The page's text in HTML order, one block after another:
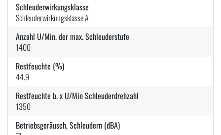
Schleuderwirkungsklasse
Schleuderwirkungsklasse A
Anzahl U/Min. der max. Schleuderstufe
1400
Restfeuchte (%)
44.9
Restfeuchte b. x U/Min Schleuderdrehzahl
1350
Betriebsgeräusch, Schleudern (dBA)